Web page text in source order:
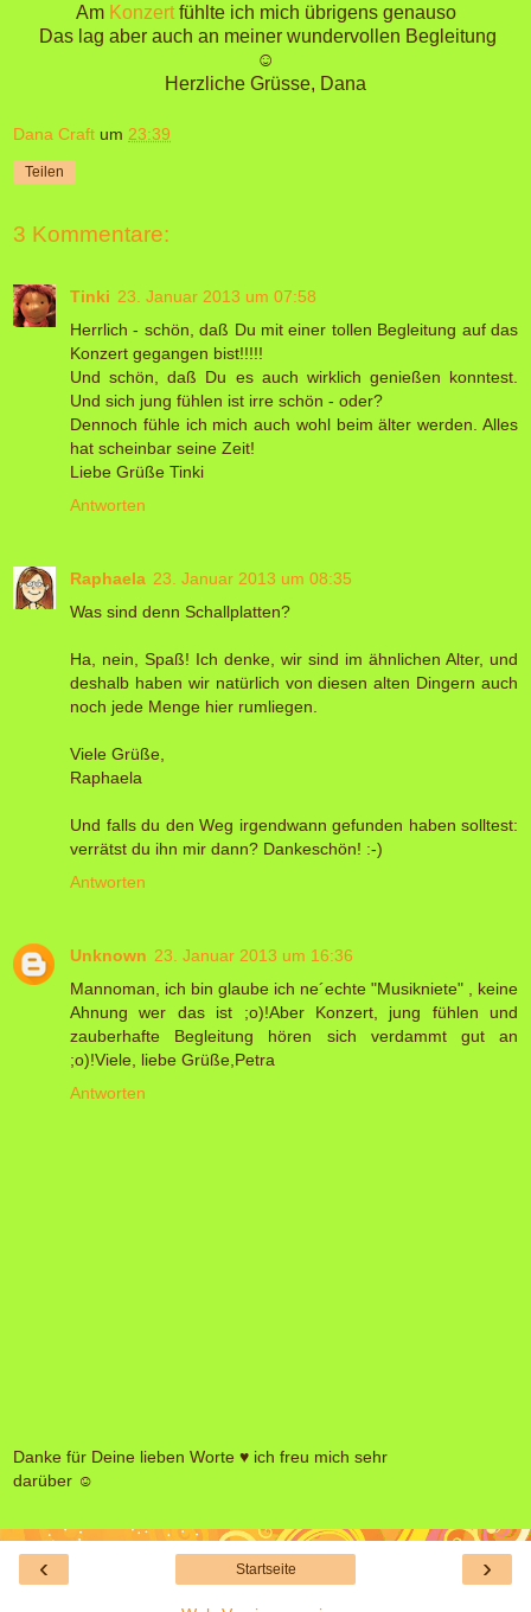
Am Konzertfühlte ich mich übrigens genauso
Das lag aber auch an meiner wundervollen Begleitung
☺
Herzliche Grüsse, Dana
Dana Craft um 23:39
Teilen
3 Kommentare:
Tinki 23. Januar 2013 um 07:58
Herrlich - schön, daß Du mit einer tollen Begleitung auf das
Konzert gegangen bist!!!!!
Und schön, daß Du es auch wirklich genießen konntest.
Und sich jung fühlen ist irre schön - oder?
Dennoch fühle ich mich auch wohl beim älter werden. Alles
hat scheinbar seine Zeit!
Liebe Grüße Tinki
Antworten
Raphaela 23. Januar 2013 um 08:35
Was sind denn Schallplatten?
Ha, nein, Spaß! Ich denke, wir sind im ähnlichen Alter, und
deshalb haben wir natürlich von diesen alten Dingern auch
noch jede Menge hier rumliegen.
Viele Grüße,
Raphaela
Und falls du den Weg irgendwann gefunden haben solltest:
verrätst du ihn mir dann? Dankeschön! :-)
Antworten
Unknown 23. Januar 2013 um 16:36
Mannoman, ich bin glaube ich ne´echte "Musikniete" , keine
Ahnung wer das ist ;o)!Aber Konzert, jung fühlen und
zauberhafte Begleitung hören sich verdammt gut an
;o)!Viele, liebe Grüße,Petra
Antworten
Danke für Deine lieben Worte ♥ ich freu mich sehr
darüber ☺
‹ ›
Startseite